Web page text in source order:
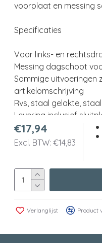
voorplaat en messing
Specificaties
Voor links- en
Messing dagschoot
Sommige uitvoeringen
artikelomschrijving
Rvs, staal gelakte,
Levering inclusief
Uitvoering
Model voorplaat
€17,94
Excl. BTW: €14,83
Verlanglijst Product